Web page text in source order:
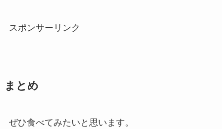
スポンサーリンク
まとめ
ぜひ食べてみたいと思います。